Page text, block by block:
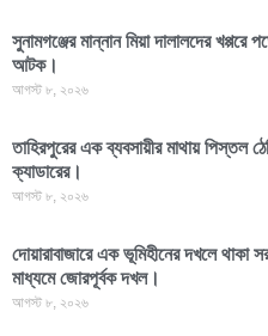
সুনামগঞ্জের মান্নান মিয়া দালালদের
আটক।
আগস্ট ৮, ২০২৬
তাহিরপুরের এক ব্যবসায়ীর মাথায় পিস্তল
ক্যাডারের।
আগস্ট ৮, ২০২৬
দোয়ারাবাজারে এক ভূমিহীনের দখলে থাকা
মাধ্যমে জোরপূর্বক দখল।
আগস্ট ৮, ২০২৬